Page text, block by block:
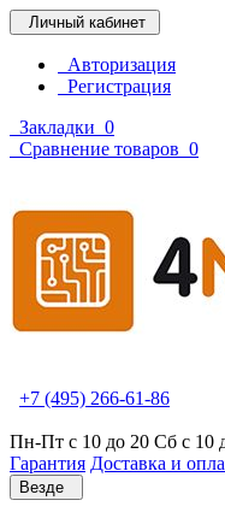
Личный кабинет
Авторизация
Регистрация
Закладки 0
Сравнение товаров 0
+7 (495) 266-61-86
Пн-Пт с 10 до 20 Сб с 10
Гарантия Доставка и
Везде